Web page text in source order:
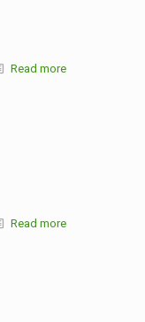
Read more
Read more